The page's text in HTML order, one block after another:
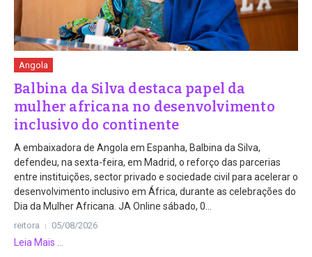
Angola
Balbina da Silva destaca papel da
mulher africana no desenvolvimento
inclusivo do continente
A embaixadora de Angola em Espanha, Balbina da Silva,
defendeu, na sexta-feira, em Madrid, o reforço das parcerias
entre instituições, sector privado e sociedade civil para acelerar o
desenvolvimento inclusivo em África, durante as celebrações do
Dia da Mulher Africana. JA Online sábado, 0...
reitora 05/08/2026
Leia Mais ...